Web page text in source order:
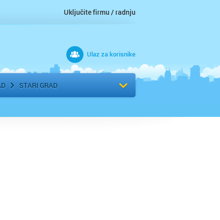
Uključite firmu / radnju
Ulaz za korisnike
STARI GRADIzaberite komšiluk